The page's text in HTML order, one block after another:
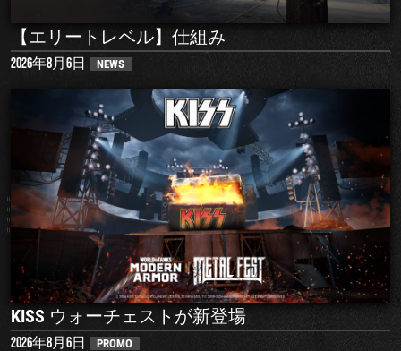
【エリートレベル】仕組み
2026年8月6日 NEWS
KISS ウォーチェストが新登場
2026年8月6日 PROMO